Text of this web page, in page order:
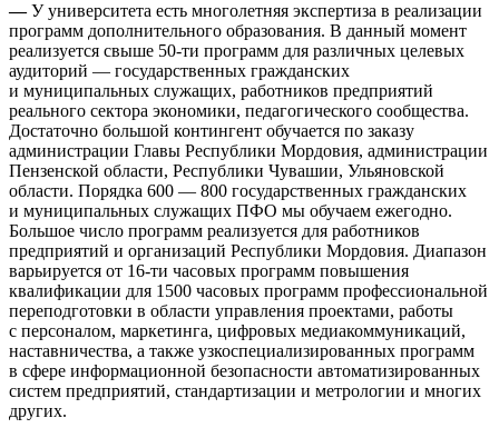
—У университета есть многолетняя экспертиза в реализации
программ дополнительного образования. В данный момент
реализуется свыше 50-ти программ для различных целевых
аудиторий — государственных гражданских
и муниципальных служащих, работников предприятий
реального сектора экономики, педагогического сообщества.
Достаточно большой контингент обучается по заказу
администрации Главы Республики Мордовия, администрации
Пензенской области, Республики Чувашии, Ульяновской
области. Порядка 600 — 800 государственных гражданских
и муниципальных служащих ПФО мы обучаем ежегодно.
Большое число программ реализуется для работников
предприятий и организаций Республики Мордовия. Диапазон
варьируется от 16-ти часовых программ повышения
квалификации для 1500 часовых программ профессиональной
переподготовки в области управления проектами, работы
с персоналом, маркетинга, цифровых медиакоммуникаций,
наставничества, а также узкоспециализированных программ
в сфере информационной безопасности автоматизированных
систем предприятий, стандартизации и метрологии и многих
других.